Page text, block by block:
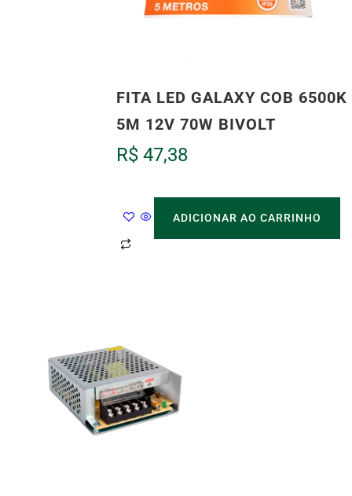
FITA LED GALAXY COB 6500K
5M 12V 70W BIVOLT
R$ 47,38
ADICIONAR AO CARRINHO